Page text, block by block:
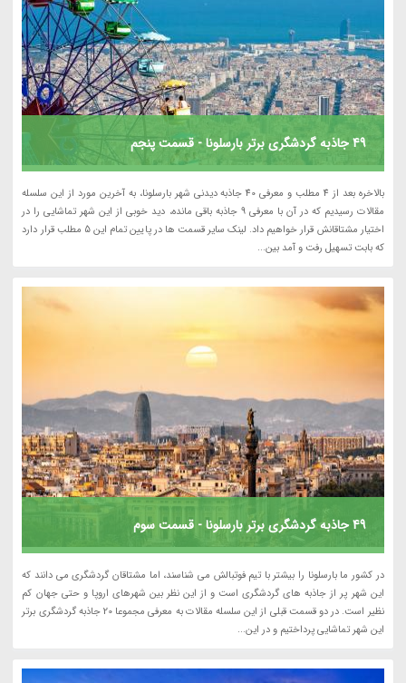
49 جاذبه گردشگری برتر بارسلونا - قسمت پنجم
بالاخره بعد از 4 مطلب و معرفی 40 جاذبه دیدنی شهر بارسلونا، به آخرین مورد از این سلسله
مقالات رسیدیم که در آن با معرفی 9 جاذبه باقی مانده، دید خوبی از این شهر تماشایی را در
اختیار مشتاقانش قرار خواهیم داد. لینک سایر قسمت ها در پایین تمام این 5 مطلب قرار دارد
که بابت تسهیل رفت و آمد بین...
49 جاذبه گردشگری برتر بارسلونا - قسمت سوم
در کشور ما بارسلونا را بیشتر با تیم فوتبالش می شناسند، اما مشتاقان گردشگری می دانند که
این شهر پر از جاذبه های گردشگری است و از این نظر بین شهرهای اروپا و حتی جهان کم
نظیر است. در دو قسمت قبلی از این سلسله مقالات به معرفی مجموعا 20 جاذبه گردشگری برتر
این شهر تماشایی پرداختیم و در این...